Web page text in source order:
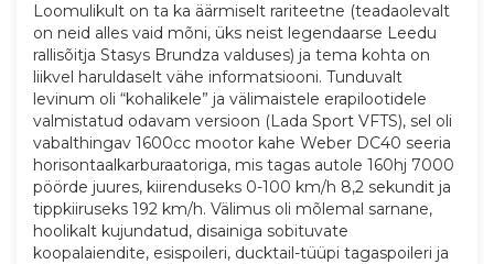
Loomulikult on ta ka äärmiselt rariteetne (teadaolevalt
on neid alles vaid mõni, üks neist legendaarse Leedu
rallisõitja Stasys Brundza valduses) ja tema kohta on
liikvel haruldaselt vähe informatsiooni. Tunduvalt
levinum oli “kohalikele” ja välimaistele erapilootidele
valmistatud odavam versioon (Lada Sport VFTS), sel oli
vabalthingav 1600cc mootor kahe Weber DC40 seeria
horisontaalkarburaatoriga, mis tagas autole 160hj 7000
pöörde juures, kiirenduseks 0-100 km/h 8,2 sekundit ja
tippkiiruseks 192 km/h. Välimus oli mõlemal sarnane,
hoolikalt kujundatud, disainiga sobituvate
koopalaiendite, esispoileri, ducktail-tüüpi tagaspoileri ja